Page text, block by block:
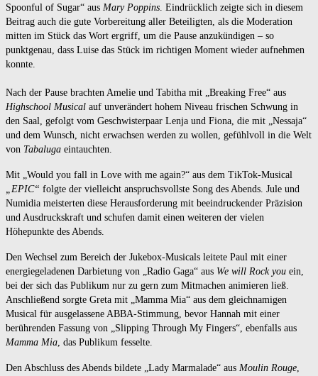
Spoonful of Sugar“ aus Mary Poppins. Eindrücklich zeigte sich in diesem
Beitrag auch die gute Vorbereitung aller Beteiligten, als die Moderation
mitten im Stück das Wort ergriff, um die Pause anzukündigen – so
punktgenau, dass Luise das Stück im richtigen Moment wieder aufnehmen
konnte.
Nach der Pause brachten Amelie und Tabitha mit „Breaking Free“ aus
Highschool Musical auf unverändert hohem Niveau frischen Schwung in
den Saal, gefolgt vom Geschwisterpaar Lenja und Fiona, die mit „Nessaja“
und dem Wunsch, nicht erwachsen werden zu wollen, gefühlvoll in die Welt
von Tabaluga eintauchten.
Mit „Would you fall in Love with me again?“ aus dem TikTok-Musical
„EPIC“ folgte der vielleicht anspruchsvollste Song des Abends. Jule und
Numidia meisterten diese Herausforderung mit beeindruckender Präzision
und Ausdruckskraft und schufen damit einen weiteren der vielen
Höhepunkte des Abends.
Den Wechsel zum Bereich der Jukebox-Musicals leitete Paul mit einer
energiegeladenen Darbietung von „Radio Gaga“ aus We will Rock you ein,
bei der sich das Publikum nur zu gern zum Mitmachen animieren ließ.
Anschließend sorgte Greta mit „Mamma Mia“ aus dem gleichnamigen
Musical für ausgelassene ABBA-Stimmung, bevor Hannah mit einer
berührenden Fassung von „Slipping Through My Fingers“, ebenfalls aus
Mamma Mia, das Publikum fesselte.
Den Abschluss des Abends bildete „Lady Marmalade“ aus Moulin Rouge,